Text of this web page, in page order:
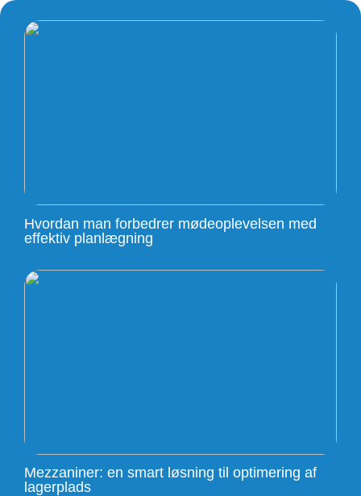
Hvordan man forbedrer mødeoplevelsen med
effektiv planlægning
Mezzaniner: en smart løsning til optimering af
lagerplads